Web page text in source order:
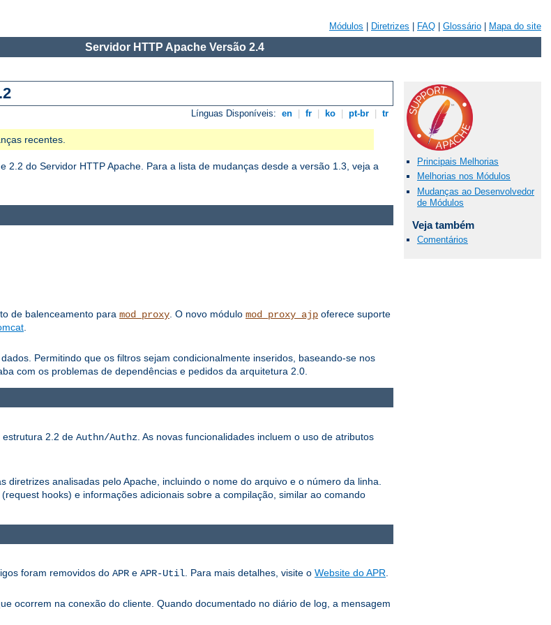
Módulos Diretrizes FAQ Glossário Mapa do site
Servidor HTTP Apache Versão 2.4
Línguas Disponíveis: en fr ko pt-br tr
recentes.
do Servidor HTTP Apache. Para a lista de mudanças desde a versão 1.3, veja a
Principais Melhorias
Melhorias nos Módulos
Mudanças ao Desenvolvedor
de Módulos
Veja também
Comentários
de balenceamento para mod_proxy . O novo módulo mod_proxy_ajp oferece suporte
Permitindo que os filtros sejam condicionalmente inseridos, baseando-se nos
com os problemas de dependências e pedidos da arquitetura 2.0.
estrutura 2.2 de Authn/Authz . As novas funcionalidades incluem o uso de atributos
diretrizes analisadas pelo Apache, incluindo o nome do arquivo e o número da linha.
hooks) e informações adicionais sobre a compilação, similar ao comando
foram removidos do APR e APR-Util. Para mais detalhes, visite o Website do APR.
ocorrem na conexão do cliente. Quando documentado no diário de log, a mensagem